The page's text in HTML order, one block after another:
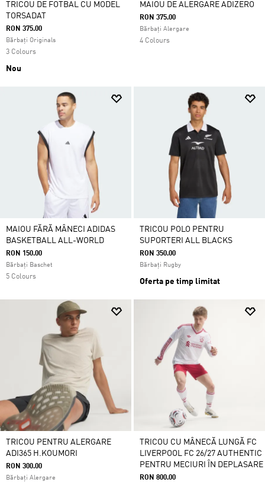
TRICOU DE FOTBAL CU MODEL
TORSADAT
RON 375.00
Bărbați Originals
3 Colours
Nou
MAIOU DE ALERGARE ADIZERO
RON 375.00
Bărbați Alergare
4 Colours
MAIOU FĂRĂ MÂNECI ADIDAS
BASKETBALL ALL-WORLD
RON 150.00
Bărbați Baschet
5 Colours
TRICOU POLO PENTRU
SUPORTERI ALL BLACKS
RON 350.00
Bărbați Rugby
Oferta pe timp limitat
TRICOU PENTRU ALERGARE
ADI365 H.KOUMORI
RON 300.00
Bărbați Alergare
TRICOU CU MÂNECĂ LUNGĂ FC
LIVERPOOL FC 26/27 AUTHENTIC
PENTRU MECIURI ÎN DEPLASARE
RON 800.00